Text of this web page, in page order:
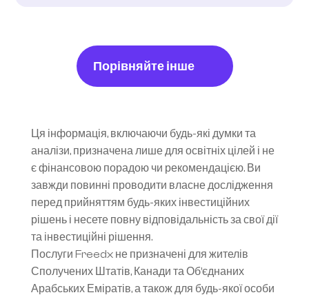
Порівняйте інше
Ця інформація, включаючи будь-які думки та
аналізи, призначена лише для освітніх цілей і не
є фінансовою порадою чи рекомендацією. Ви
завжди повинні проводити власне дослідження
перед прийняттям будь-яких інвестиційних
рішень і несете повну відповідальність за свої дії
та інвестиційні рішення.
Послуги Freedx не призначені для жителів
Сполучених Штатів, Канади та Об’єднаних
Арабських Еміратів, а також для будь-якої особи